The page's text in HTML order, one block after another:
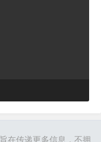
在传递更多信息，不拥